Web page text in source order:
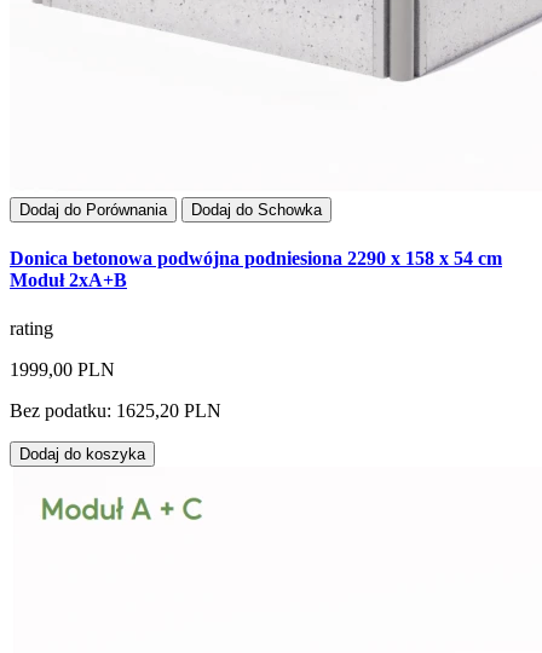
Dodaj do Porównania Dodaj do Schowka
Donica betonowa podwójna podniesiona 2290 x 158 x 54 cm
Moduł 2xA+B
rating
1999,00 PLN
Bez podatku: 1625,20 PLN
Dodaj do koszyka